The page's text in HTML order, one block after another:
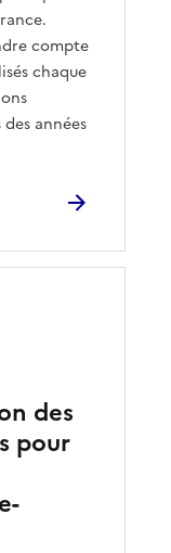
compte
chaque
années
des
pour